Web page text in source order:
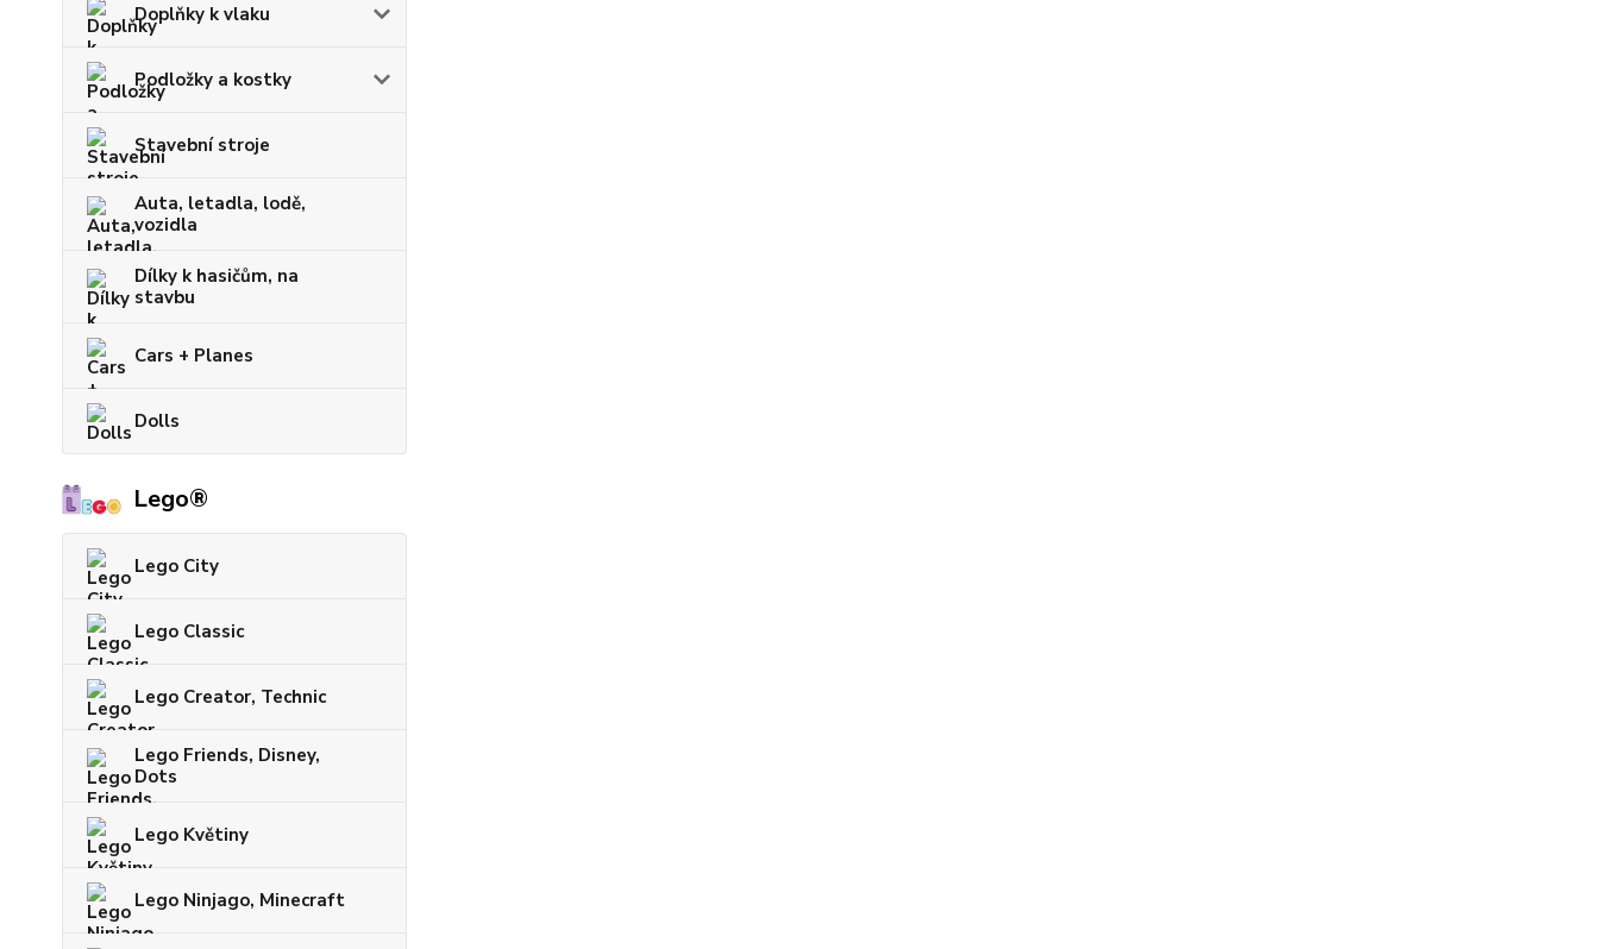
Doplňky k vlaku
Podložky a kostky
Stavební stroje
Auta, letadla, lodě,
vozidla
Dílky k hasičům, na
stavbu
Cars + Planes
Dolls
Lego®
Lego City
Lego Classic
Lego Creator, Technic
Lego Friends, Disney,
Dots
Lego Květiny
Lego Ninjago, Minecraft